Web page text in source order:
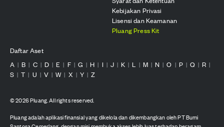
Kebijakan Privasi
Lisensi dan Keamanan
Pluang Press Kit
Daftar Aset
A | B | C | D | E | F | G | H | I | J | K | L | M | N | O | P | Q | R |
S | T | U | V | W | X | Y | Z
©2026Pluang. All rights reserved.
Pluang adalah aplikasi finansial yang dikelola dan dikembangkan oleh PT Bumi